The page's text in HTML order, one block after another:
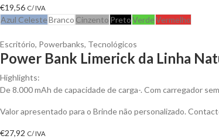
€19,56 C/ IVA
Azul CelesteBranco Cinzento PretoVerdeVermelho
Escritório, Powerbanks, Tecnológicos
Power Bank Limerick da Linha
Highlights:
De 8.000 mAh de capacidade de carga-. Com carregador
Valor apresentado para o Brinde não personalizado.
€27,92 C/ IVA